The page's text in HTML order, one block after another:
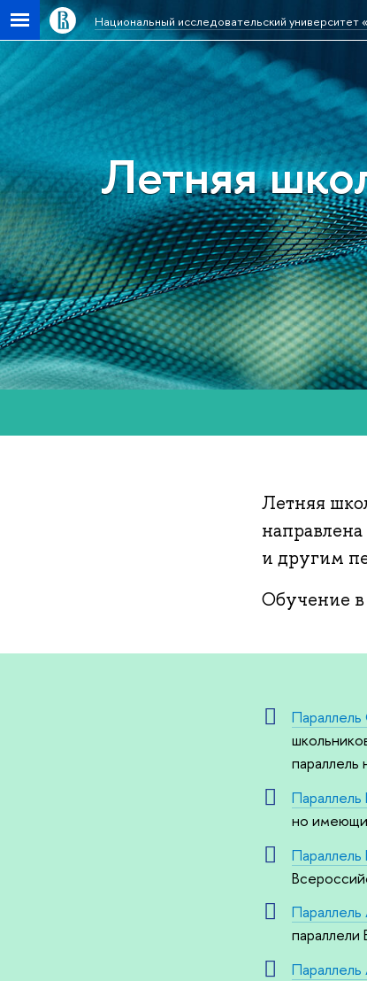
Национальный исследовательский университет
Летняя
Летняя
и другим
Обучение в
Параллель
Параллель
но
Параллель
Параллель
Параллель